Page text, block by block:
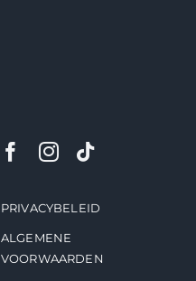
PRIVACYBELEID
ALGEMENE
VOORWAARDEN